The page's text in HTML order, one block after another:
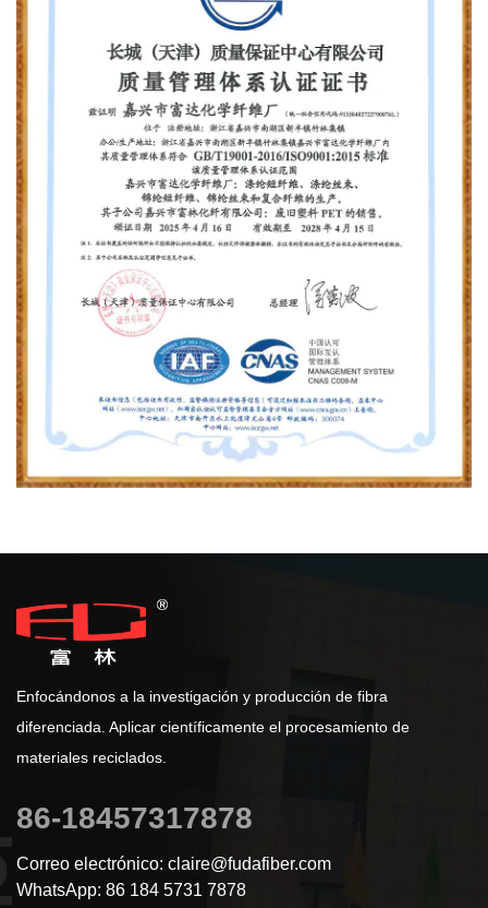
Enfocándonos a la investigación y producción de fibra
diferenciada. Aplicar científicamente el procesamiento de
materiales reciclados.
86-18457317878
Correo electrónico: claire@fudafiber.com
WhatsApp: 86 184 5731 7878